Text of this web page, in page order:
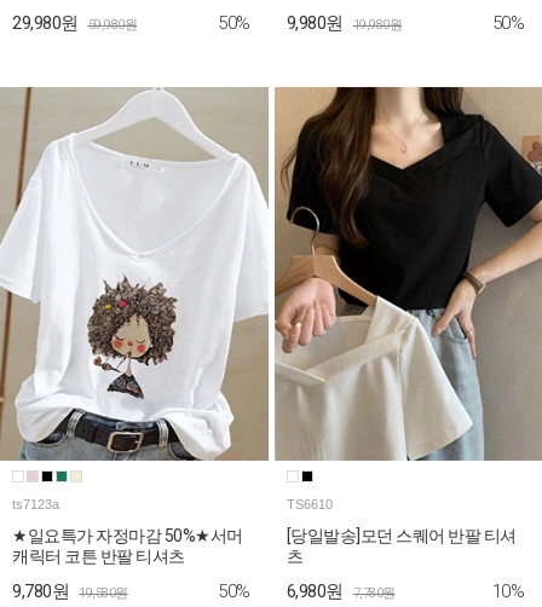
29,980원 59,980원 50% 9,980원 19,980원 50%
ts7123a
★일요특가 자정마감 50%★서머
캐릭터 코튼 반팔 티셔츠
9,780원 19,580원 50%
TS6610
[당일발송]모던 스퀘어 반팔 티셔
츠
6,980원 7,780원 10%